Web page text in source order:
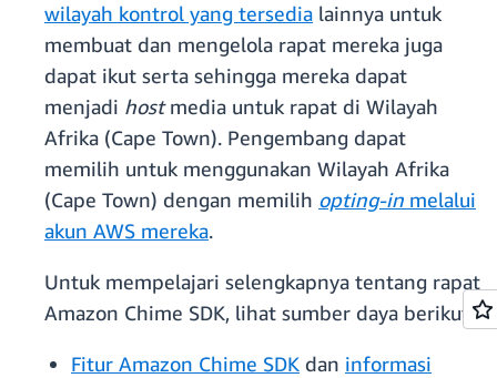
wilayah kontrol yang tersedia lainnya untuk
membuat dan mengelola rapat mereka juga
dapat ikut serta sehingga mereka dapat
menjadi hostmedia untuk rapat di Wilayah
Afrika (Cape Town). Pengembang dapat
memilih untuk menggunakan Wilayah Afrika
(Cape Town) dengan memilih opting-in melalui
akun AWS mereka.
Untuk mempelajari selengkapnya tentang rapat
Amazon Chime SDK, lihat sumber daya berikut:
Fitur Amazon Chime SDK dan informasi